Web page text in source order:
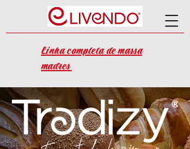
Linha completa de massa
madres